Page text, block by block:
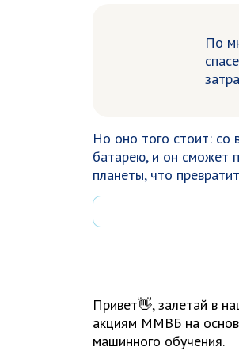
По
Но оно того стоит: со
батарею, и он сможет
планеты, что
Привет👋, залетай в
акциям ММВБ на
машинного обучения.